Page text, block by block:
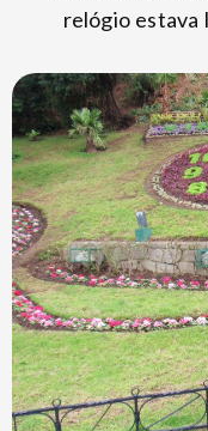
relógio estava